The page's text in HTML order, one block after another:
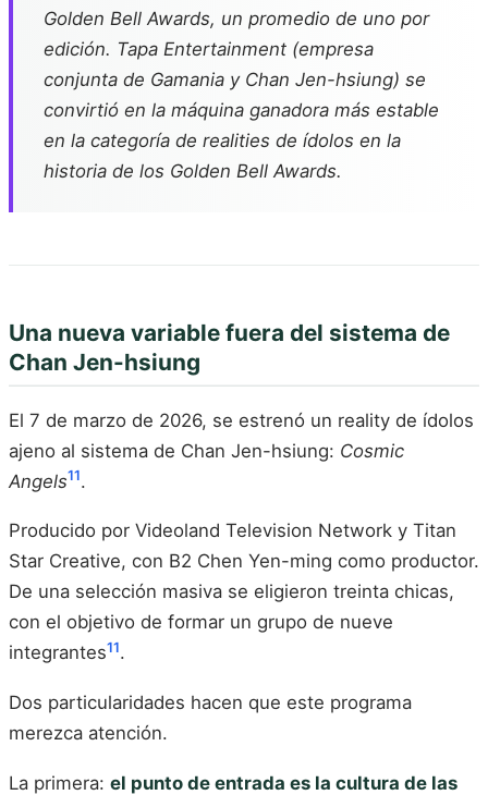
Golden Bell Awards, un promedio de uno por
edición. Tapa Entertainment (empresa
conjunta de Gamania y Chan Jen-hsiung) se
convirtió en la máquina ganadora más estable
en la categoría de realities de ídolos en la
historia de los Golden Bell Awards.
Una nueva variable fuera del sistema de
Chan Jen-hsiung
El 7 de marzo de 2026, se estrenó un reality de ídolos
ajeno al sistema de Chan Jen-hsiung: Cosmic
Angels11.
Producido por Videoland Television Network y Titan
Star Creative, con B2 Chen Yen-ming como productor.
De una selección masiva se eligieron treinta chicas,
con el objetivo de formar un grupo de nueve
integrantes11.
Dos particularidades hacen que este programa
merezca atención.
La primera: el punto de entrada es la cultura de las